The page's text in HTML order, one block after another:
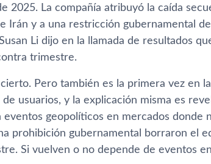
2025. La compañía atribuyó la caída
Irán y a una restricción gubernamental
Li dijo en la llamada de resultados
trimestre.
Pero también es la primera vez en
de usuarios, y la explicación misma es
eventos geopolíticos en mercados donde
prohibición gubernamental borraron el
Si vuelven o no depende de eventos